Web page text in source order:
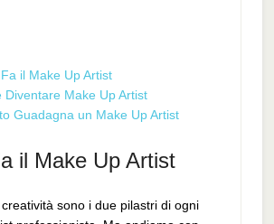
il Make Up Artist
Diventare Make Up Artist
Guadagna un Make Up Artist
il Make Up Artist
sono i due pilastri di ogni